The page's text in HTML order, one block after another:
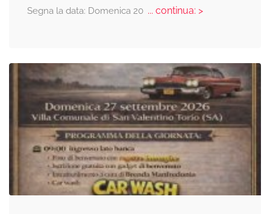
Segna la data: Domenica 20... continua: >